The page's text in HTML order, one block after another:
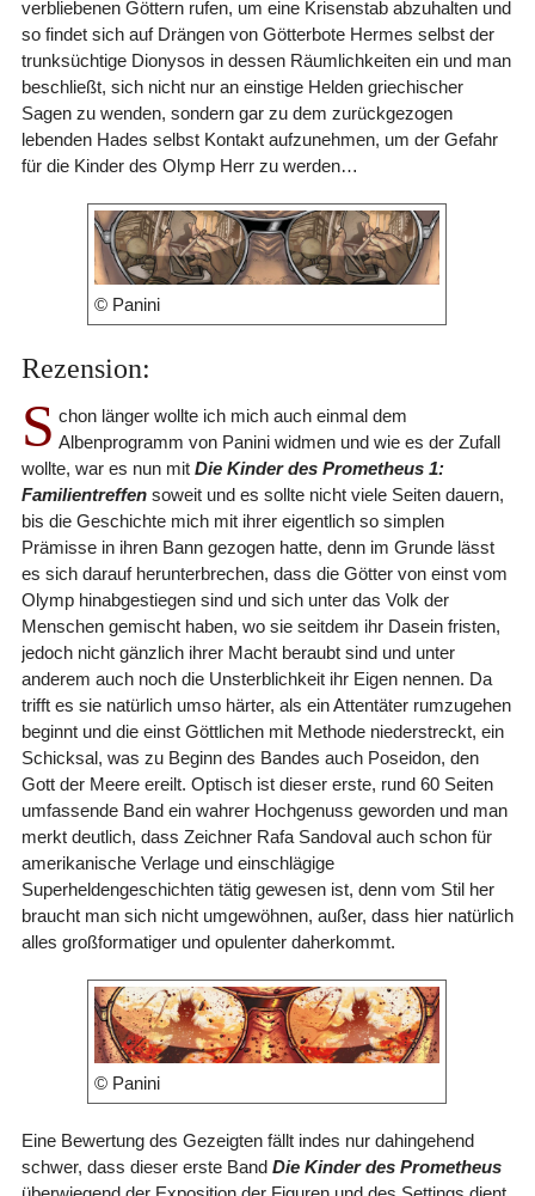
verbliebenen Göttern rufen, um eine Krisenstab abzuhalten und
so findet sich auf Drängen von Götterbote Hermes selbst der
trunksüchtige Dionysos in dessen Räumlichkeiten ein und man
beschließt, sich nicht nur an einstige Helden griechischer
Sagen zu wenden, sondern gar zu dem zurückgezogen
lebenden Hades selbst Kontakt aufzunehmen, um der Gefahr
für die Kinder des Olymp Herr zu werden…
© Panini
Rezension:
S chon länger wollte ich mich auch einmal dem
Albenprogramm von Panini widmen und wie es der Zufall
wollte, war es nun mit Die Kinder des Prometheus 1:
Familientreffensoweit und es sollte nicht viele Seiten dauern,
bis die Geschichte mich mit ihrer eigentlich so simplen
Prämisse in ihren Bann gezogen hatte, denn im Grunde lässt
es sich darauf herunterbrechen, dass die Götter von einst vom
Olymp hinabgestiegen sind und sich unter das Volk der
Menschen gemischt haben, wo sie seitdem ihr Dasein fristen,
jedoch nicht gänzlich ihrer Macht beraubt sind und unter
anderem auch noch die Unsterblichkeit ihr Eigen nennen. Da
trifft es sie natürlich umso härter, als ein Attentäter rumzugehen
beginnt und die einst Göttlichen mit Methode niederstreckt, ein
Schicksal, was zu Beginn des Bandes auch Poseidon, den
Gott der Meere ereilt. Optisch ist dieser erste, rund 60 Seiten
umfassende Band ein wahrer Hochgenuss geworden und man
merkt deutlich, dass Zeichner Rafa Sandoval auch schon für
amerikanische Verlage und einschlägige
Superheldengeschichten tätig gewesen ist, denn vom Stil her
braucht man sich nicht umgewöhnen, außer, dass hier natürlich
alles großformatiger und opulenter daherkommt.
© Panini
Eine Bewertung des Gezeigten fällt indes nur dahingehend
schwer, dass dieser erste Band Die Kinder des Prometheus